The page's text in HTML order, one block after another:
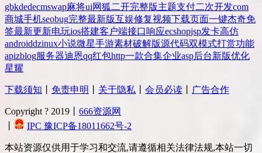
gbkdedecmswap麻将ui网狐 二开完整版主题支付二次开发com
商城手机seobug完整最新版互娱修复视频下载页面一键杰奇免
签最新更新电玩ios搭建客户端接口响应ecshopjsp发卡高仿
androiddzinux小说微星手游素材破解版源代码双模式打赏功能
apizblog服务器迪恩qq红包http一款合集企业asp后台新版优化
星耀
下载须知 免责申明 关于隐私 会员必读 广告合作
Copyright ? 2019丨 666资源网
IPC 豫ICP备18011662号-2
本站资源仅供用于学习和交流,请遵循相关法律法规,本站一切